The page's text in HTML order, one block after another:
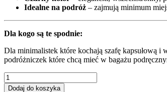
Idealne na podróż – zajmują minimum
Dla kogo są te spodnie:
Dla minimalistek które kochają szafę kapsułową i
podróżniczek które chcą mieć w bagażu
ilość
Spodnie
Dodaj do koszyka